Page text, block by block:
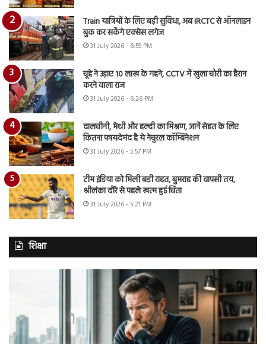
Train यात्रियों के लिए बड़ी सुविधा, अब IRCTC से ऑनलाइन
बुक कर सकेंगे एक्सेस लगेज
31 July 2026 - 6:59 PM
चूहे ने उड़ाए 10 लाख के गहने, CCTV में खुला चोरी का हैरान
करने वाला राज
31 July 2026 - 6:26 PM
दालचीनी, मेथी और हल्दी का मिश्रण, जानें सेहत के लिए
कितना फायदेमंद है ये नेचुरल कॉम्बिनेशन
31 July 2026 - 5:57 PM
टीम इंडिया को मिली बड़ी राहत, बुमराह की वापसी तय,
श्रीलंका दौरे से पहले खत्म हुई चिंता
31 July 2026 - 5:21 PM
शिक्षा